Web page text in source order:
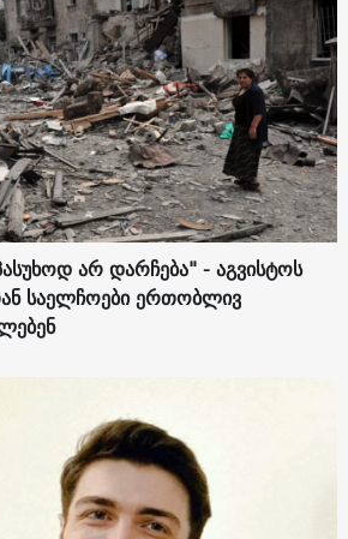
არ დარჩება" - აგვისტოს
საელჩოები ერთობლივ